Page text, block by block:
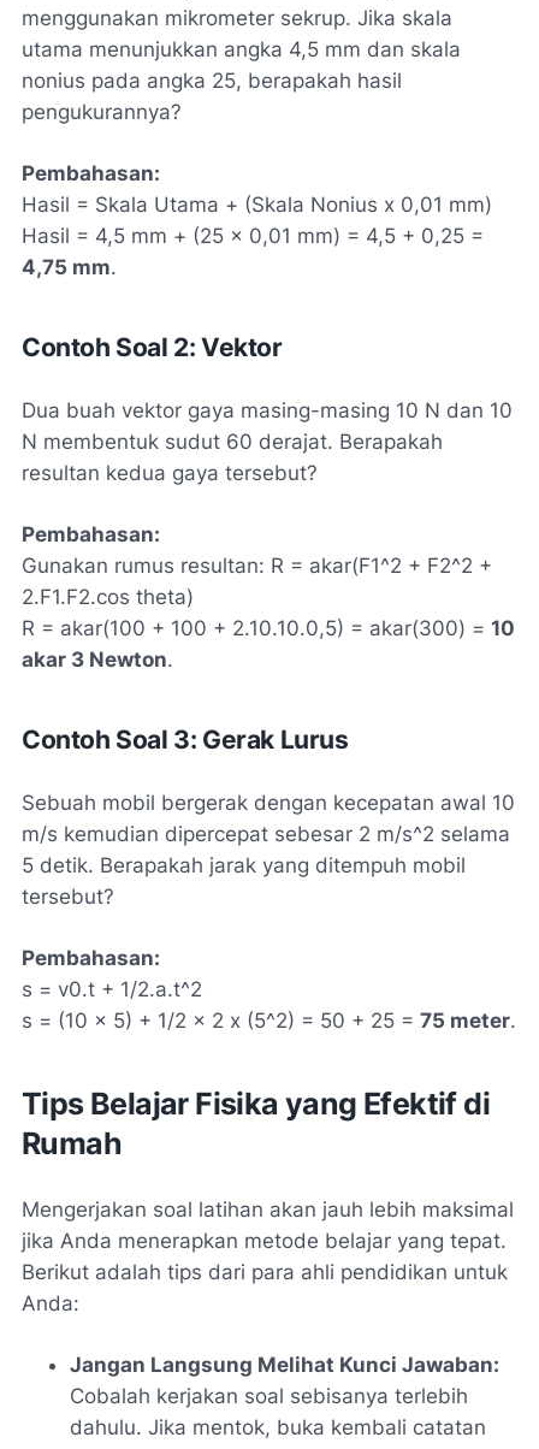
menggunakan mikrometer sekrup. Jika skala
utama menunjukkan angka 4,5 mm dan skala
nonius pada angka 25, berapakah hasil
pengukurannya?
Pembahasan:
Hasil = Skala Utama + (Skala Nonius x 0,01 mm)
Hasil = 4,5 mm + (25 x 0,01 mm) = 4,5 + 0,25 =
4,75 mm.
Contoh Soal 2: Vektor
Dua buah vektor gaya masing-masing 10 N dan 10
N membentuk sudut 60 derajat. Berapakah
resultan kedua gaya tersebut?
Pembahasan:
Gunakan rumus resultan: R = akar(F1^2 + F2^2 +
2.F1.F2.cos theta)
R = akar(100 + 100 + 2.10.10.0,5) = akar(300) = 10
akar 3 Newton.
Contoh Soal 3: Gerak Lurus
Sebuah mobil bergerak dengan kecepatan awal 10
m/s kemudian dipercepat sebesar 2 m/s^2 selama
5 detik. Berapakah jarak yang ditempuh mobil
tersebut?
Pembahasan:
s = v0.t + 1/2.a.t^2
s = (10 x 5) + 1/2 x 2 x (5^2) = 50 + 25 = 75 meter.
Tips Belajar Fisika yang Efektif di
Rumah
Mengerjakan soal latihan akan jauh lebih maksimal
jika Anda menerapkan metode belajar yang tepat.
Berikut adalah tips dari para ahli pendidikan untuk
Anda:
Jangan Langsung Melihat Kunci Jawaban:
Cobalah kerjakan soal sebisanya terlebih
dahulu. Jika mentok, buka kembali catatan